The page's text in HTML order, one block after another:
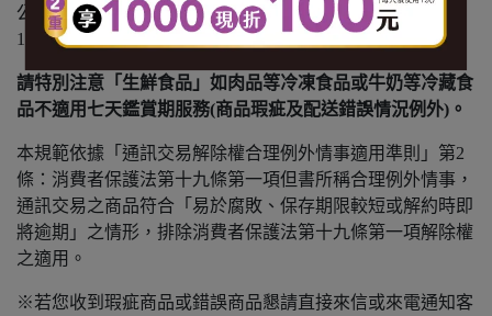
公里數酌收運費( 1公里內運費 $65。1.1-3 公里，每公里加
10元。3.1-5 公里，每公里加 15元 )。
請特別注意「生鮮食品」如肉品等冷凍食品或牛奶等冷藏食
品不適用七天鑑賞期服務(商品瑕疵及配送錯誤情況例外)。
本規範依據「通訊交易解除權合理例外情事適用準則」第2
條：消費者保護法第十九條第一項但書所稱合理例外情事，
通訊交易之商品符合「易於腐敗、保存期限較短或解約時即
將逾期」之情形，排除消費者保護法第十九條第一項解除權
之適用。
※若您收到瑕疵商品或錯誤商品懇請直接來信或來電通知客